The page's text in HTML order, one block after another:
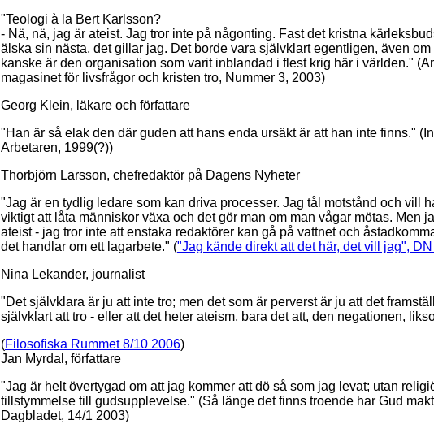
"Teologi à la Bert Karlsson?
- Nä, nä, jag är ateist. Jag tror inte på någonting. Fast det kristna
älska sin nästa, det gillar jag. Det borde vara självklart egentligen, även om
kanske är den organisation som varit inblandad i flest krig här i världen."
magasinet för livsfrågor och kristen tro, Nummer 3, 2003)
Georg Klein, läkare och författare
"Han är så elak den där guden att hans enda ursäkt är att han inte finns."
Arbetaren, 1999(?))
Thorbjörn Larsson, chefredaktör på Dagens Nyheter
"Jag är en tydlig ledare som kan driva processer. Jag tål motstånd och vill
viktigt att låta människor växa och det gör man om man vågar mötas. Men
ateist - jag tror inte att enstaka redaktörer kan gå på vattnet och
det handlar om ett lagarbete." ("Jag kände direkt att det här, det vill jag",
Nina Lekander, journalist
"Det självklara är ju att inte tro; men det som är perverst är ju att det
självklart att tro - eller att det heter ateism, bara det att, den negationen,
(Filosofiska Rummet 8/10 2006)
Jan Myrdal, författare
"Jag är helt övertygad om att jag kommer att dö så som jag levat; utan
tillstymmelse till gudsupplevelse." (Så länge det finns troende har Gud
Dagbladet, 14/1 2003)